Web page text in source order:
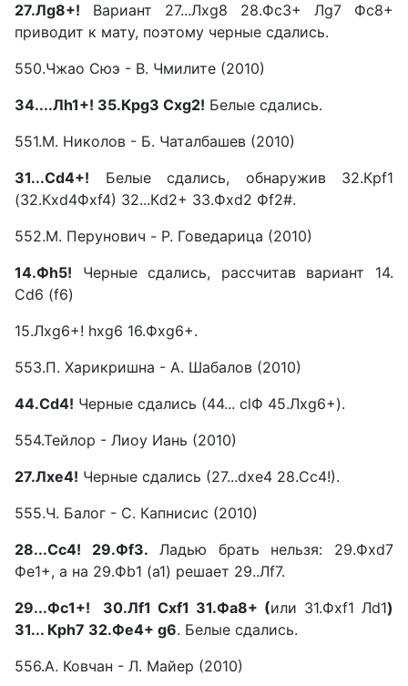
27.Лg8+! Вариант 27...Лxg8 28.ФсЗ+ Лg7 Фс8+
приводит к мату, поэтому черные сдались.
550.Чжао Сюэ - В. Чмилите (2010)
34....Лh1+! 35.Крg3 Cxg2! Белые сдались.
551.М. Николов - Б. Чаталбашев (2010)
31...Сd4+! Белые сдались, обнаружив 32.Крf1
(32.Кxd4Фxf4) 32...Кd2+ 33.Фxd2 Фf2#.
552.M. Перунович - P. Говедарица (2010)
14.Фh5! Черные сдались, рассчитав вариант 14.
Сd6 (f6)
15.Лxg6+! hxg6 16.Фxg6+.
553.П. Харикришна - А. Шабалов (2010)
44.Сd4! Черные сдались (44... clФ 45.Лxg6+).
554.Тейлор - Лиоу Иань (2010)
27.Лхе4! Черные сдались (27...dxe4 28.Сс4!).
555.Ч. Балог - С. Капнисис (2010)
28...Сс4! 29.Фf3. Ладью брать нельзя: 29.Фxd7
Фe1+, а на 29.Фb1 (a1) решает 29..Лf7.
29...Фc1+! 30.Лf1 Сxf1 З1.Фа8+ (или 31.Фxf1 Лd1)
31... Крh7 З2.Фе4+ g6. Белые сдались.
556.А. Ковчан - Л. Майер (2010)